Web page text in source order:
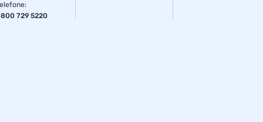
EAN:
:
729 5220